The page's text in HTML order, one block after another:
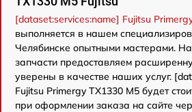
[dataset:services:name] Fujitsu
выполняется в нашем
Челябинске опытными мастерами.
запчасти предоставляем
уверены в качестве наших услуг.
Fujitsu Primergy TX1330 M5 будет
при оформлении заказа на сайте